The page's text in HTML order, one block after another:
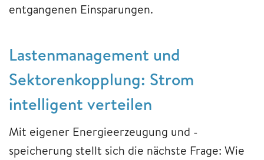
entgangenen Einsparungen.
Lastenmanagement und
Sektorenkopplung: Strom
intelligent verteilen
Mit eigener Energieerzeugung und -
speicherung stellt sich die nächste Frage: Wie